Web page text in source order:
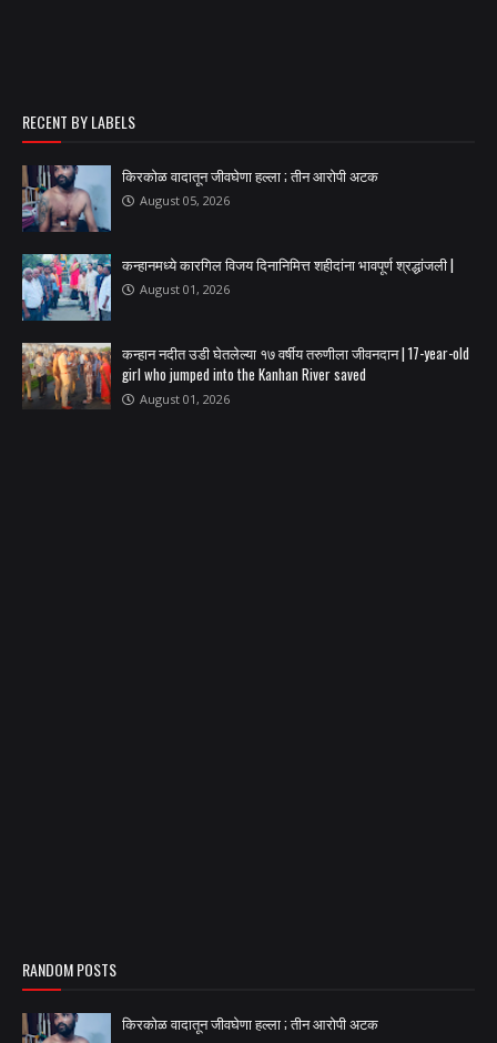
RECENT BY LABELS
किरकोळ वादातून जीवघेणा हल्ला ; तीन आरोपी अटक
August 05, 2026
कन्हानमध्ये कारगिल विजय दिनानिमित्त शहीदांना भावपूर्ण श्रद्धांजली |
August 01, 2026
कन्हान नदीत उडी घेतलेल्या १७ वर्षीय तरुणीला जीवनदान | 17-year-old
girl who jumped into the Kanhan River saved
August 01, 2026
RANDOM POSTS
किरकोळ वादातून जीवघेणा हल्ला ; तीन आरोपी अटक